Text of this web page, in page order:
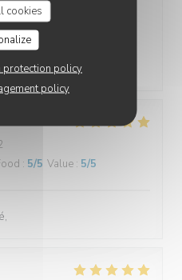
cookies
protection policy
policy
aller ! Le poulpe était
Le reste du repas
et la terrasse très
: 5/5 Value : 5/5